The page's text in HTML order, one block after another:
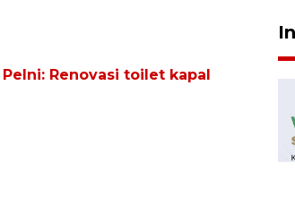
Pelni: Renovasi toilet kapal